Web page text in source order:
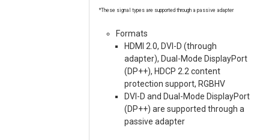
*These signal types are supported through a passive adapter
Formats
HDMI 2.0, DVI-D (through
adapter), Dual-Mode DisplayPort
(DP++), HDCP 2.2 content
protection support, RGBHV
DVI-D and Dual-Mode DisplayPort
(DP++) are supported through a
passive adapter